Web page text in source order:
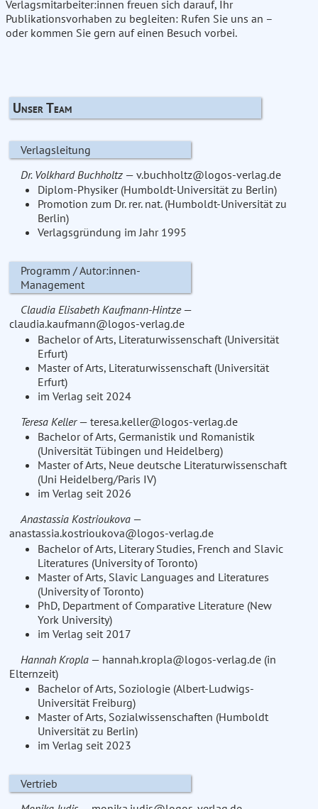
Verlagsmitarbeiter:innen freuen sich darauf, Ihr
Publikationsvorhaben zu begleiten: Rufen Sie uns an –
oder kommen Sie gern auf einen Besuch vorbei.
Unser Team
Verlagsleitung
Dr. Volkhard Buchholtz— v.buchholtz@logos-verlag.de
Diplom-Physiker (Humboldt-Universität zu Berlin)
Promotion zum Dr. rer. nat. (Humboldt-Universität zu
Berlin)
Verlagsgründung im Jahr 1995
Programm / Autor:innen-
Management
Claudia Elisabeth Kaufmann-Hintze—
claudia.kaufmann@logos-verlag.de
Bachelor of Arts, Literaturwissenschaft (Universität
Erfurt)
Master of Arts, Literaturwissenschaft (Universität
Erfurt)
im Verlag seit 2024
Teresa Keller— teresa.keller@logos-verlag.de
Bachelor of Arts, Germanistik und Romanistik
(Universität Tübingen und Heidelberg)
Master of Arts, Neue deutsche Literaturwissenschaft
(Uni Heidelberg/Paris IV)
im Verlag seit 2026
Anastassia Kostrioukova—
anastassia.kostrioukova@logos-verlag.de
Bachelor of Arts, Literary Studies, French and Slavic
Literatures (University of Toronto)
Master of Arts, Slavic Languages and Literatures
(University of Toronto)
PhD, Department of Comparative Literature (New
York University)
im Verlag seit 2017
Hannah Kropla— hannah.kropla@logos-verlag.de (in
Elternzeit)
Bachelor of Arts, Soziologie (Albert-Ludwigs-
Universität Freiburg)
Master of Arts, Sozialwissenschaften (Humboldt
Universität zu Berlin)
im Verlag seit 2023
Vertrieb